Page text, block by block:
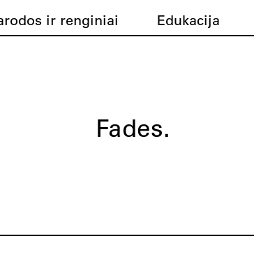
ir renginiai Edukacija
Fades.